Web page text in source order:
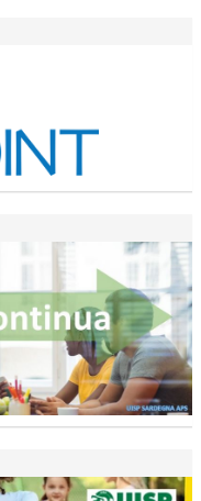
il bilancio della stagione
le nostre specificità"